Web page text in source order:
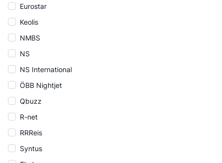
Eurostar
Keolis
NMBS
NS
NS International
ÖBB Nightjet
Qbuzz
R-net
RRReis
Syntus